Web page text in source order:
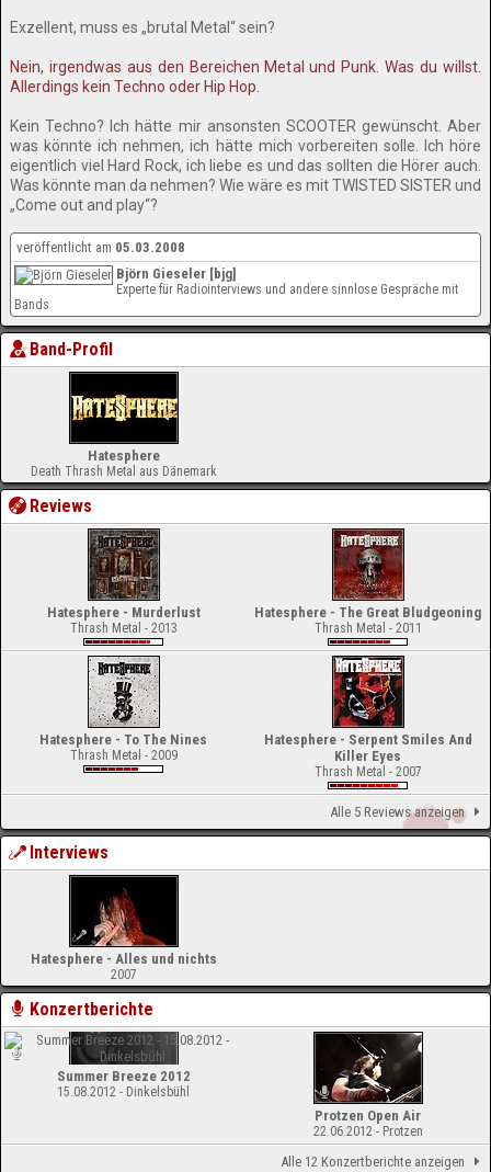
Exzellent, muss es „brutal Metal“ sein?
Nein, irgendwas aus den Bereichen Metal und Punk. Was du willst.
Allerdings kein Techno oder Hip Hop.
Kein Techno? Ich hätte mir ansonsten SCOOTER gewünscht. Aber
was könnte ich nehmen, ich hätte mich vorbereiten solle. Ich höre
eigentlich viel Hard Rock, ich liebe es und das sollten die Hörer auch.
Was könnte man da nehmen? Wie wäre es mit TWISTED SISTER und
„Come out and play“?
veröffentlicht am 05.03.2008
Björn Gieseler [bjg]
Experte für Radiointerviews und andere sinnlose Gespräche mit
Bands
Band-Profil
Hatesphere
Death Thrash Metal aus Dänemark
Reviews
Hatesphere - Murderlust
Thrash Metal - 2013
Hatesphere - The Great Bludgeoning
Thrash Metal - 2011
Hatesphere - To The Nines
Thrash Metal - 2009
Hatesphere - Serpent Smiles And
Killer Eyes
Thrash Metal - 2007
Alle 5 Reviews anzeigen
Interviews
Hatesphere - Alles und nichts
2007
Konzertberichte
Summer Breeze 2012
15.08.2012 - Dinkelsbühl
Protzen Open Air
22.06.2012 - Protzen
Alle 12 Konzertberichte anzeigen